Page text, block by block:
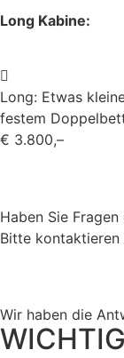
Long Kabine:
Long: Etwas
festem
€ 3.800,–
Haben Sie
Bitte kontaktieren
Wir haben die